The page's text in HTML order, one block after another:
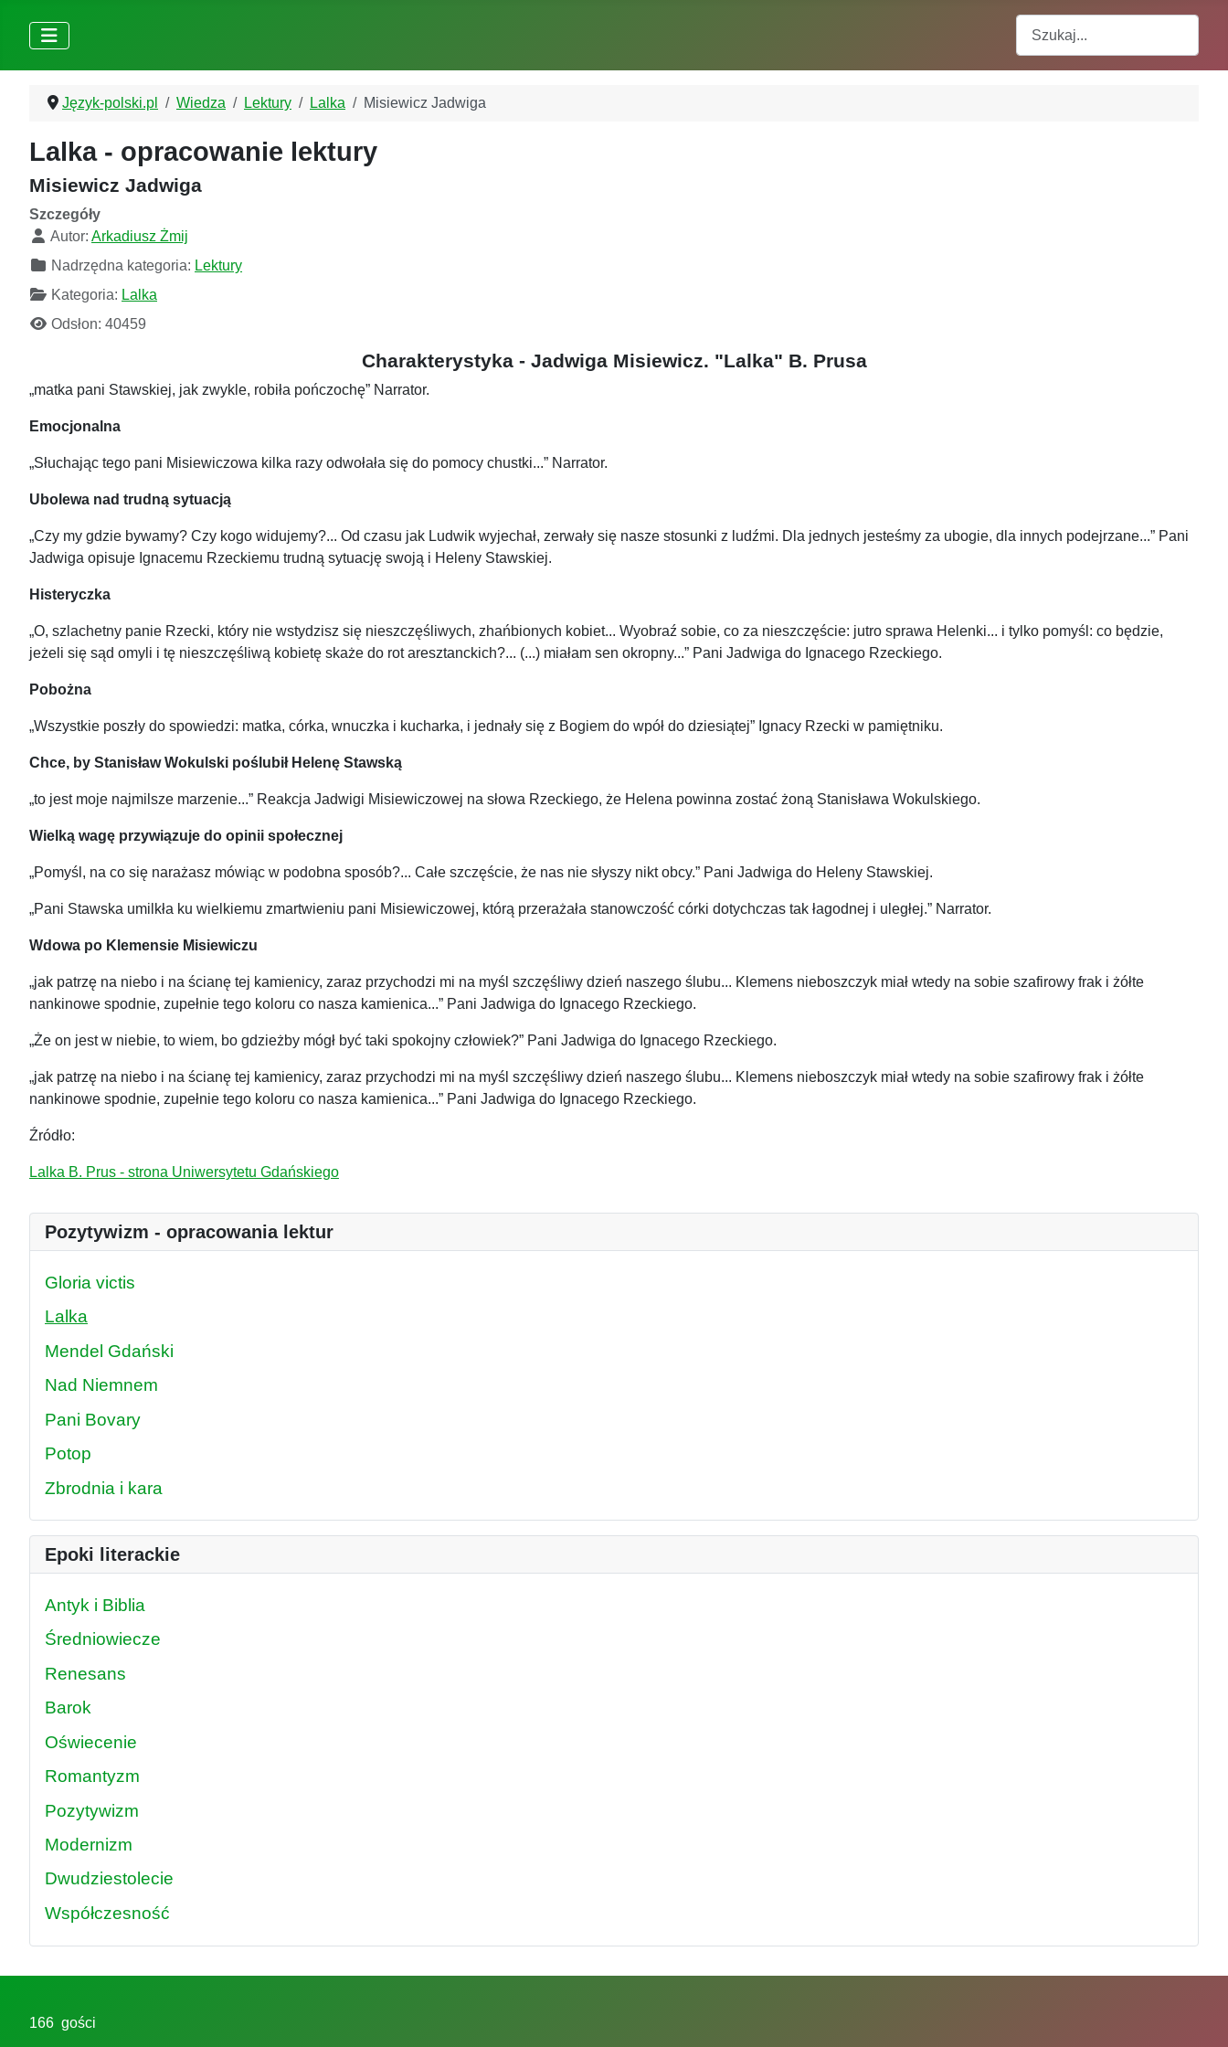
Język-polski.pl Wiedza Lektury Lalka Misiewicz Jadwiga
Lalka - opracowanie lektury
Misiewicz Jadwiga
Szczegóły
Autor: Arkadiusz Żmij
Nadrzędna kategoria: Lektury
Kategoria: Lalka
Odsłon: 40459
Charakterystyka - Jadwiga Misiewicz. "Lalka" B. Prusa
„matka pani Stawskiej, jak zwykle, robiła pończochę” Narrator.
Emocjonalna
„Słuchając tego pani Misiewiczowa kilka razy odwołała się do pomocy chustki...” Narrator.
Ubolewa nad trudną sytuacją
„Czy my gdzie bywamy? Czy kogo widujemy?... Od czasu jak Ludwik wyjechał, zerwały się nasze stosunki z ludźmi. Dla jednych jesteśmy za ubogie, dla innych podejrzane...” Pani
Jadwiga opisuje Ignacemu Rzeckiemu trudną sytuację swoją i Heleny Stawskiej.
Histeryczka
„O, szlachetny panie Rzecki, który nie wstydzisz się nieszczęśliwych, zhańbionych kobiet... Wyobraź sobie, co za nieszczęście: jutro sprawa Helenki... i tylko pomyśl: co będzie,
jeżeli się sąd omyli i tę nieszczęśliwą kobietę skaże do rot aresztanckich?... (...) miałam sen okropny...” Pani Jadwiga do Ignacego Rzeckiego.
Pobożna
„Wszystkie poszły do spowiedzi: matka, córka, wnuczka i kucharka, i jednały się z Bogiem do wpół do dziesiątej” Ignacy Rzecki w pamiętniku.
Chce, by Stanisław Wokulski poślubił Helenę Stawską
„to jest moje najmilsze marzenie...” Reakcja Jadwigi Misiewiczowej na słowa Rzeckiego, że Helena powinna zostać żoną Stanisława Wokulskiego.
Wielką wagę przywiązuje do opinii społecznej
„Pomyśl, na co się narażasz mówiąc w podobna sposób?... Całe szczęście, że nas nie słyszy nikt obcy.” Pani Jadwiga do Heleny Stawskiej.
„Pani Stawska umilkła ku wielkiemu zmartwieniu pani Misiewiczowej, którą przerażała stanowczość córki dotychczas tak łagodnej i uległej.” Narrator.
Wdowa po Klemensie Misiewiczu
„jak patrzę na niebo i na ścianę tej kamienicy, zaraz przychodzi mi na myśl szczęśliwy dzień naszego ślubu... Klemens nieboszczyk miał wtedy na sobie szafirowy frak i żółte
nankinowe spodnie, zupełnie tego koloru co nasza kamienica...” Pani Jadwiga do Ignacego Rzeckiego.
„Że on jest w niebie, to wiem, bo gdzieżby mógł być taki spokojny człowiek?” Pani Jadwiga do Ignacego Rzeckiego.
„jak patrzę na niebo i na ścianę tej kamienicy, zaraz przychodzi mi na myśl szczęśliwy dzień naszego ślubu... Klemens nieboszczyk miał wtedy na sobie szafirowy frak i żółte
nankinowe spodnie, zupełnie tego koloru co nasza kamienica...” Pani Jadwiga do Ignacego Rzeckiego.
Źródło:
Lalka B. Prus - strona Uniwersytetu Gdańskiego
Pozytywizm - opracowania lektur
Gloria victis
Lalka
Mendel Gdański
Nad Niemnem
Pani Bovary
Potop
Zbrodnia i kara
Epoki literackie
Antyk i Biblia
Średniowiecze
Renesans
Barok
Oświecenie
Romantyzm
Pozytywizm
Modernizm
Dwudziestolecie
Współczesność
166 gości